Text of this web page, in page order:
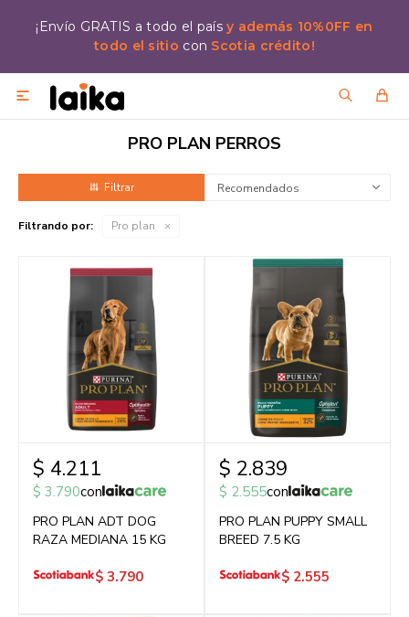
¡Envío GRATIS a todo el paísy además 10%0FF en
todo el sitio con Scotia crédito!

PRO PLAN PERROS
Recomendados
Filtrando por: Pro plan
$ 4.211
$ 3.790con
PRO PLAN ADT DOG
RAZA MEDIANA 15 KG
$ 3.790
$ 2.839
$ 2.555con
PRO PLAN PUPPY SMALL
BREED 7.5 KG
$ 2.555